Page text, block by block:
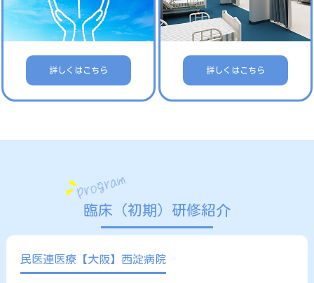
詳しくはこちら 詳しくはこちら
臨床（初期）研修紹介
民医連医療【大阪】西淀病院